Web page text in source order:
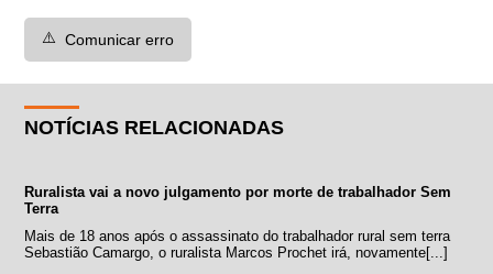
⚠️ Comunicar erro
NOTÍCIAS RELACIONADAS
Ruralista vai a novo julgamento por morte de trabalhador Sem
Terra
Mais de 18 anos após o assassinato do trabalhador rural sem terra
Sebastião Camargo, o ruralista Marcos Prochet irá, novamente[...]